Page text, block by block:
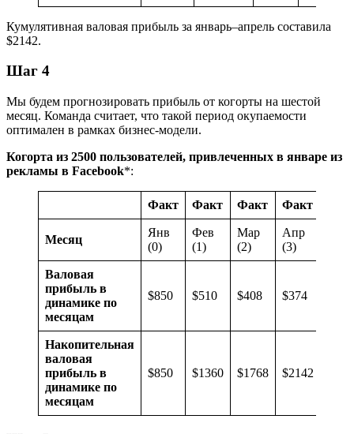
Кумулятивная валовая прибыль за январь–апрель составила
$2142.
Шаг 4
Мы будем прогнозировать прибыль от когорты на шестой
месяц. Команда считает, что такой период окупаемости
оптимален в рамках бизнес-модели.
Когорта из 2500 пользователей, привлеченных в январе из
рекламы в Facebook*:
Факт Факт Факт Факт
Месяц
Янв
(0)
Фев
(1)
Мар
(2)
Апр
(3)
Валовая
прибыль в
динамике по
месяцам
$850 $510 $408 $374
Накопительная
валовая
прибыль в
динамике по
месяцам
$850 $1360 $1768 $2142